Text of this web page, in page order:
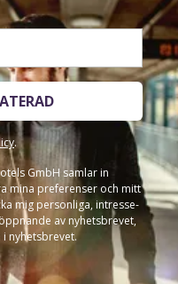
.
GmbH samlar in
mina preferenser och mitt
mig personliga, intresse-
av nyhetsbrevet,
nyhetsbrevet.